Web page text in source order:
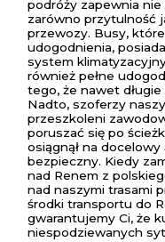
podróży zapewnia
zarówno przytulność
przewozy. Busy,
udogodnienia,
system
również pełne
tego, że nawet
Nadto, szoferzy
przeszkoleni
poruszać się po
osiągnął na
bezpieczny. Kiedy
nad Renem z
nad naszymi trasami
środki transportu do
gwarantujemy Ci, że
niespodziewanych